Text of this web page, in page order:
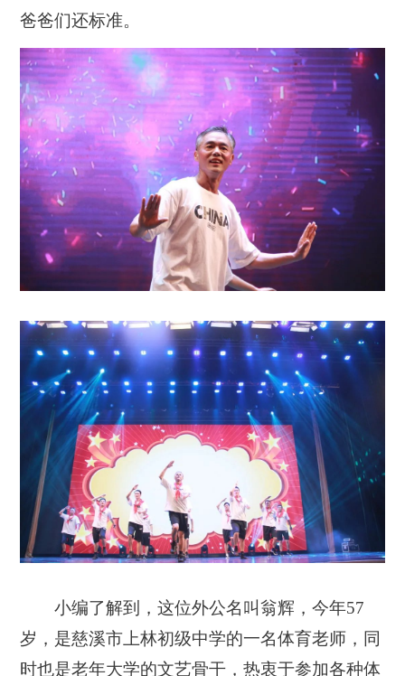
爸爸们还标准。
小编了解到，这位外公名叫翁辉，今年57
岁，是慈溪市上林初级中学的一名体育老师，同
时也是老年大学的文艺骨干，热衷于参加各种体